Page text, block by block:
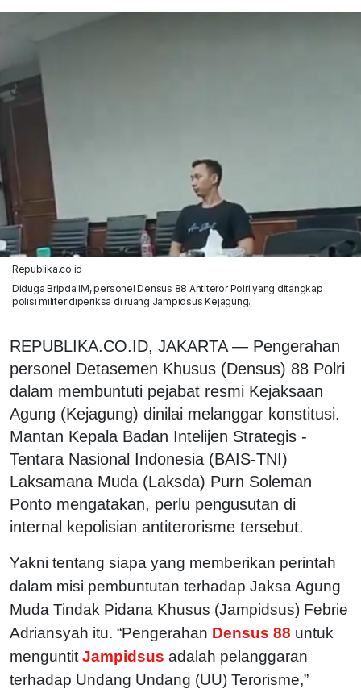
Republika.co.id
Diduga Bripda IM, personel Densus 88 Antiteror Polri yang ditangkap
polisi militer diperiksa di ruang Jampidsus Kejagung.
REPUBLIKA.CO.ID, JAKARTA — Pengerahan
personel Detasemen Khusus (Densus) 88 Polri
dalam membuntuti pejabat resmi Kejaksaan
Agung (Kejagung) dinilai melanggar konstitusi.
Mantan Kepala Badan Intelijen Strategis -
Tentara Nasional Indonesia (BAIS-TNI)
Laksamana Muda (Laksda) Purn Soleman
Ponto mengatakan, perlu pengusutan di
internal kepolisian antiterorisme tersebut.
Yakni tentang siapa yang memberikan perintah
dalam misi pembuntutan terhadap Jaksa Agung
Muda Tindak Pidana Khusus (Jampidsus) Febrie
Adriansyah itu. “Pengerahan Densus 88 untuk
menguntit Jampidsus adalah pelanggaran
terhadap Undang Undang (UU) Terorisme,”